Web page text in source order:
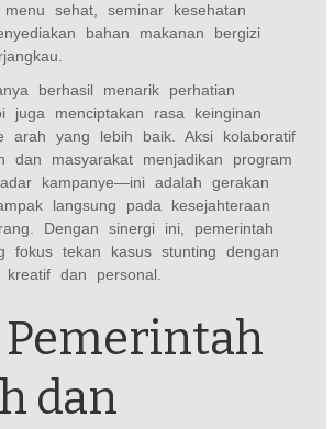
sehat, seminar kesehatan
bahan makanan bergizi
berhasil menarik perhatian
juga menciptakan rasa keinginan
arah yang lebih baik. Aksi kolaboratif
dan masyarakat menjadikan program
kampanye—ini adalah gerakan
langsung pada kesejahteraan
Dengan sinergi ini, pemerintah
fokus tekan kasus stunting dengan
kreatif dan personal.
Pemerintah
dan